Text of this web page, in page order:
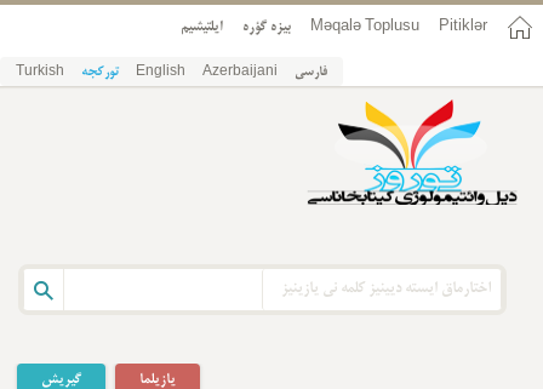
Pitiklər
Məqalə Toplusu بیزه گؤره ایلتیشیم
فارسی Azerbaijani
English تورکجه Turkish
گیریش یازیلما